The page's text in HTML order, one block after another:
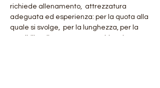
richiede allenamento,  attrezzatura
adeguata ed esperienza: per la quota alla
quale si svolge,  per la lunghezza, per la